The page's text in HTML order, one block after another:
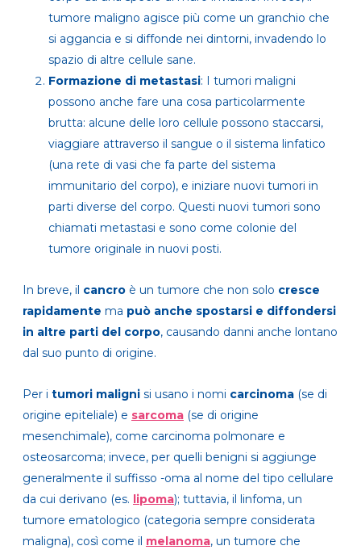
tumore maligno agisce più come un granchio che
si aggancia e si diffonde nei dintorni, invadendo lo
spazio di altre cellule sane.
Formazione di metastasi: I tumori maligni
possono anche fare una cosa particolarmente
brutta: alcune delle loro cellule possono staccarsi,
viaggiare attraverso il sangue o il sistema linfatico
(una rete di vasi che fa parte del sistema
immunitario del corpo), e iniziare nuovi tumori in
parti diverse del corpo. Questi nuovi tumori sono
chiamati metastasi e sono come colonie del
tumore originale in nuovi posti.
In breve, il cancro è un tumore che non solo cresce
rapidamente ma può anche spostarsi e diffondersi
in altre parti del corpo, causando danni anche lontano
dal suo punto di origine.
Per i tumori maligni si usano i nomi carcinoma (se di
origine epiteliale) e sarcoma (se di origine
mesenchimale), come carcinoma polmonare e
osteosarcoma; invece, per quelli benigni si aggiunge
generalmente il suffisso -oma al nome del tipo cellulare
da cui derivano (es. lipoma); tuttavia, il linfoma, un
tumore ematologico (categoria sempre considerata
maligna), così come il melanoma, un tumore che